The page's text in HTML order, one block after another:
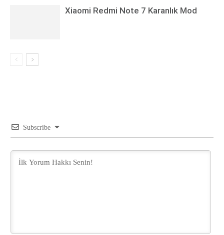
Xiaomi Redmi Note 7 Karanlık Mod
Subscribe